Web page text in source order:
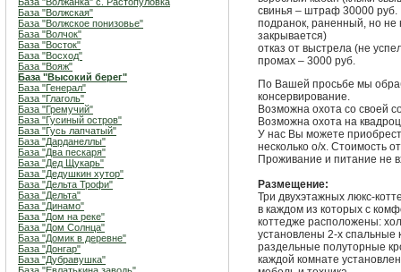
База "Волжская"
База "Волжское понизовье"
База "Волчок"
База "Восток"
База "Восход"
База "Вояж"
База "Высокий берег"
База "Генерал"
База "Глаголь"
База "Гремучий"
База "Гусиный остров"
База "Гусь лапчатый"
База "Дарданеллы"
База "Два пескаря"
База "Дед Щукарь"
База "Дедушкин хутор"
База "Дельта Трофи"
База "Дельта"
База "Динамо"
База "Дом на реке"
База "Дом Солнца"
База "Домик в деревне"
База "Донгар"
База "Дубравушка"
свинья – штраф 30000 руб.
подранок, раненный, но не
закрывается)
отказ от выстрела (не
промах – 3000 руб.
По Вашей просьбе мы
консервирование.
Возможна охота со своей
Возможна охота на
У нас Вы можете
несколько о/х. Стоимость
Проживание и питание не
Размещение:
Три двухэтажных люкс-
в каждом из которых с
коттедже расположены:
установлены 2-х спальные
раздельные полуторные
каждой комнате